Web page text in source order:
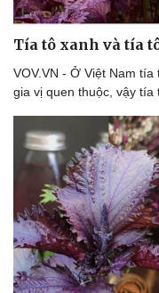
Du lịch
Tư vấn
Săn Tour
check-in
Tía tô xanh và tía
VOV.VN - Ở Việt Nam
gia vị quen thuộc, vậy